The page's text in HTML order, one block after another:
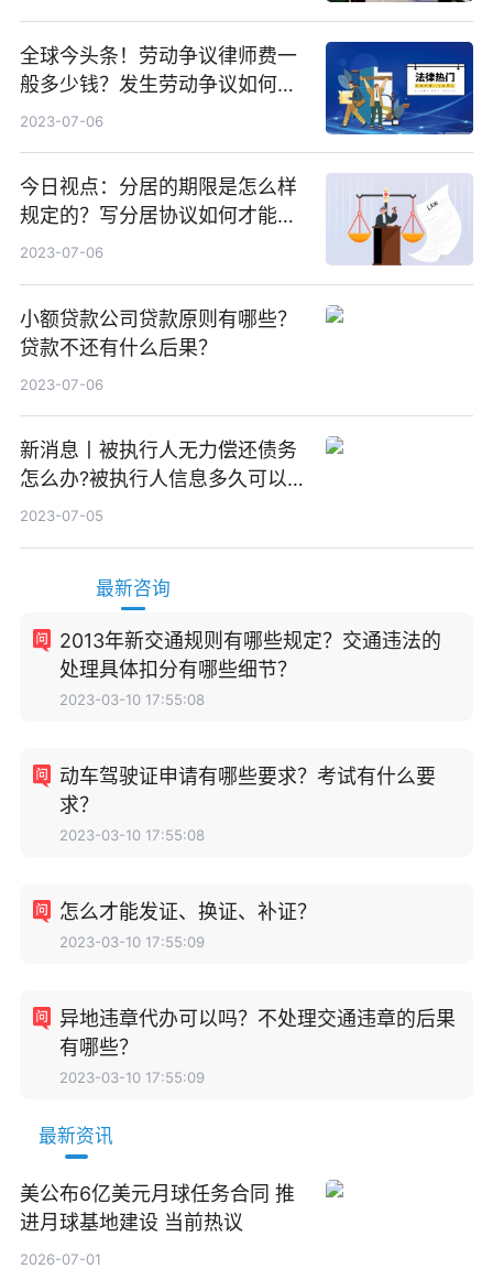
全球今头条！劳动争议律师费一
般多少钱？发生劳动争议如何算
工资？
2023-07-06
今日视点：分居的期限是怎么样
规定的？写分居协议如何才能有
效？
2023-07-06
小额贷款公司贷款原则有哪些？
贷款不还有什么后果？
2023-07-06
新消息丨被执行人无力偿还债务
怎么办?被执行人信息多久可以
消除?
2023-07-05
最新咨询
2013年新交通规则有哪些规定？交通违法的
处理具体扣分有哪些细节？
2023-03-10 17:55:08
动车驾驶证申请有哪些要求？考试有什么要
求？
2023-03-10 17:55:08
怎么才能发证、换证、补证？
2023-03-10 17:55:09
异地违章代办可以吗？不处理交通违章的后果
有哪些？
2023-03-10 17:55:09
最新资讯
美公布6亿美元月球任务合同 推
进月球基地建设 当前热议
2026-07-01